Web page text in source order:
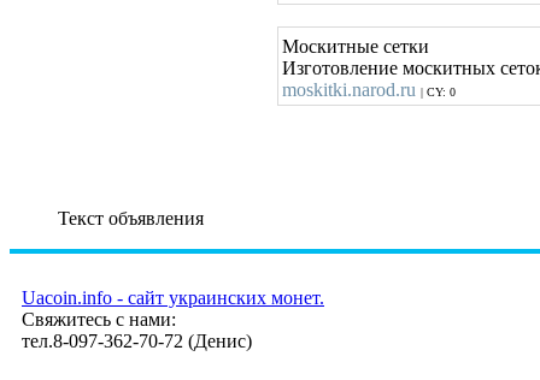
Москитные сетки
Изготовление москитных
moskitki.narod.ru | CY: 0
Текст объявления
Uacoin.info - сайт украинских монет.
Свяжитесь с нами:
тел.8-097-362-70-72 (Денис)